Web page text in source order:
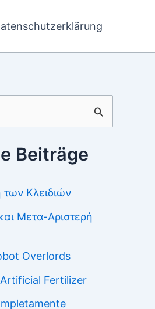
Beiträge
Κλειδιών
Μετα-Αριστερή
Overlords
Fertilizer